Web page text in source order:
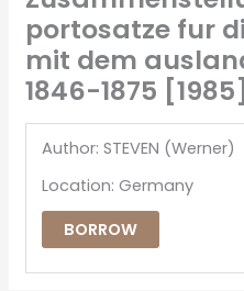
portosatze fur
mit dem
1846-1875 [1985]
Author: STEVEN (Werner)
Location: Germany
BORROW